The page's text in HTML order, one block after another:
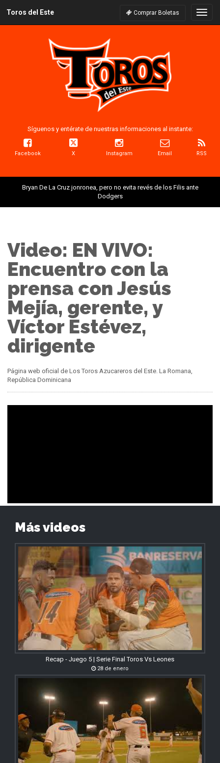
Toros del Este Comprar Boletas
Síguenos y entérate de nuestras informaciones al instante:
Facebook X Instagram Email RSS
Bryan De La Cruz jonronea, pero no evita revés de los Filis ante
Dodgers
Video: EN VIVO:
Encuentro con la
prensa con Jesús
Mejía, gerente, y
Víctor Estévez,
dirigente
Página web oficial de Los Toros Azucareros del Este. La Romana,
República Dominicana
Más videos
Recap - Juego 5 | Serie Final Toros Vs Leones
28 de enero